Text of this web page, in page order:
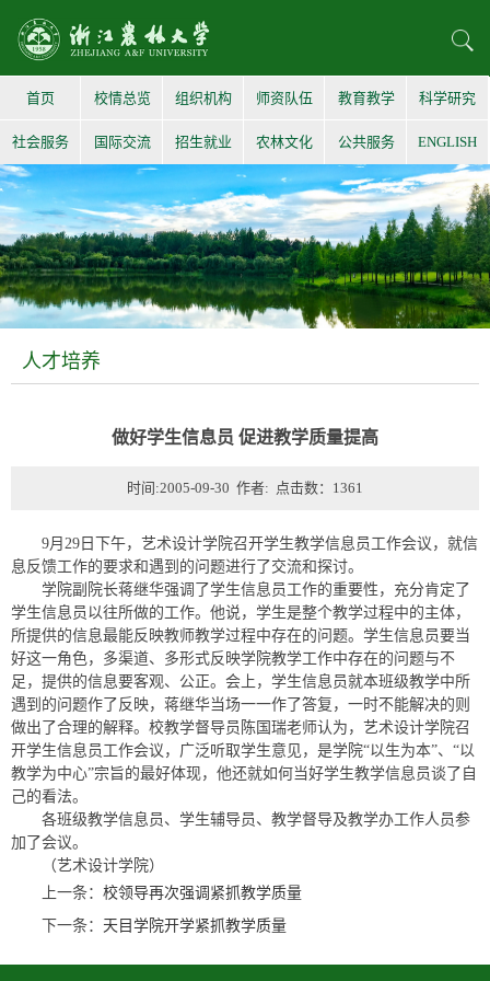
首页 校情总览 组织机构 师资队伍 教育教学 科学研究
社会服务 国际交流 招生就业 农林文化 公共服务 ENGLISH
人才培养
做好学生信息员 促进教学质量提高
时间:2005-09-30 作者: 点击数： 1361
9月29日下午，艺术设计学院召开学生教学信息员工作会议，就信
息反馈工作的要求和遇到的问题进行了交流和探讨。
学院副院长蒋继华强调了学生信息员工作的重要性，充分肯定了
学生信息员以往所做的工作。他说，学生是整个教学过程中的主体，
所提供的信息最能反映教师教学过程中存在的问题。学生信息员要当
好这一角色，多渠道、多形式反映学院教学工作中存在的问题与不
足，提供的信息要客观、公正。会上，学生信息员就本班级教学中所
遇到的问题作了反映，蒋继华当场一一作了答复，一时不能解决的则
做出了合理的解释。校教学督导员陈国瑞老师认为，艺术设计学院召
开学生信息员工作会议，广泛听取学生意见，是学院“以生为本”、“以
教学为中心”宗旨的最好体现，他还就如何当好学生教学信息员谈了自
己的看法。
各班级教学信息员、学生辅导员、教学督导及教学办工作人员参
加了会议。
（艺术设计学院）
上一条： 校领导再次强调紧抓教学质量
下一条： 天目学院开学紧抓教学质量